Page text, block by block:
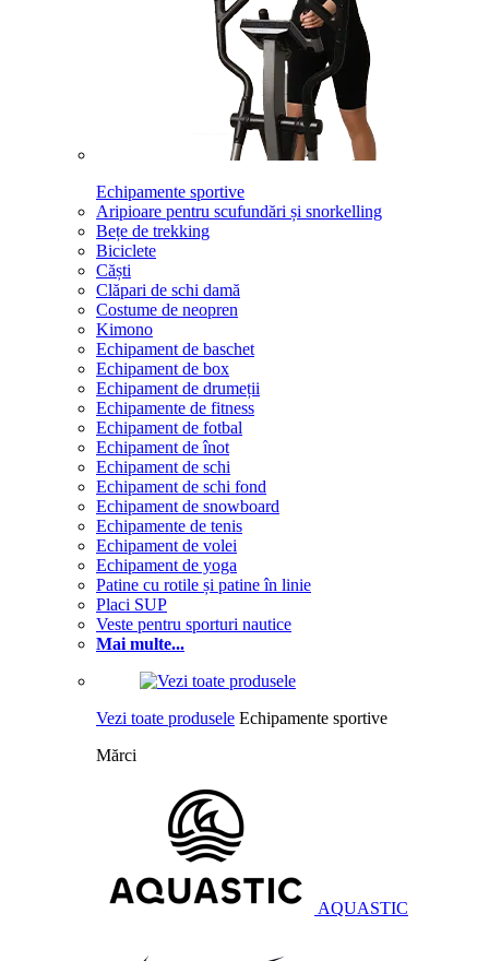
Echipamente sportive
Aripioare pentru scufundări și snorkelling
Bețe de trekking
Biciclete
Căști
Clăpari de schi damă
Costume de neopren
Kimono
Echipament de baschet
Echipament de box
Echipament de drumeții
Echipamente de fitness
Echipament de fotbal
Echipament de înot
Echipament de schi
Echipament de schi fond
Echipament de snowboard
Echipamente de tenis
Echipament de volei
Echipament de yoga
Patine cu rotile și patine în linie
Placi SUP
Veste pentru sporturi nautice
Mai multe...
Vezi toate produsele Echipamente sportive
Mărci
AQUASTIC